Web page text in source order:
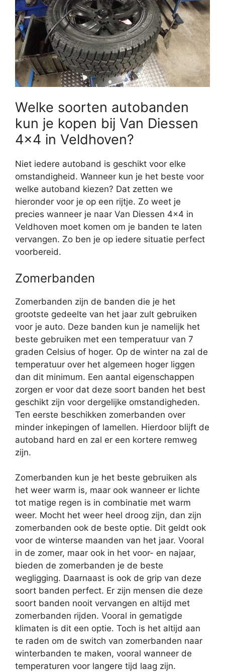
Welke soorten autobanden
kun je kopen bij Van Diessen
4×4 in Veldhoven?
Niet iedere autoband is geschikt voor elke
omstandigheid. Wanneer kun je het beste voor
welke autoband kiezen? Dat zetten we
hieronder voor je op een rijtje. Zo weet je
precies wanneer je naar Van Diessen 4×4 in
Veldhoven moet komen om je banden te laten
vervangen. Zo ben je op iedere situatie perfect
voorbereid.
Zomerbanden
Zomerbanden zijn de banden die je het
grootste gedeelte van het jaar zult gebruiken
voor je auto. Deze banden kun je namelijk het
beste gebruiken met een temperatuur van 7
graden Celsius of hoger. Op de winter na zal de
temperatuur over het algemeen hoger liggen
dan dit minimum. Een aantal eigenschappen
zorgen er voor dat deze soort banden het best
geschikt zijn voor dergelijke omstandigheden.
Ten eerste beschikken zomerbanden over
minder inkepingen of lamellen. Hierdoor blijft de
autoband hard en zal er een kortere remweg
zijn.
Zomerbanden kun je het beste gebruiken als
het weer warm is, maar ook wanneer er lichte
tot matige regen is in combinatie met warm
weer. Mocht het weer heel droog zijn, dan zijn
zomerbanden ook de beste optie. Dit geldt ook
voor de winterse maanden van het jaar. Vooral
in de zomer, maar ook in het voor- en najaar,
bieden de zomerbanden je de beste
wegligging. Daarnaast is ook de grip van deze
soort banden perfect. Er zijn mensen die deze
soort banden nooit vervangen en altijd met
zomerbanden rijden. Vooral in gematigde
klimaten is dit een optie. Toch is het altijd aan
te raden om de switch van zomerbanden naar
winterbanden te maken, vooral wanneer de
temperaturen voor langere tijd laag zijn.